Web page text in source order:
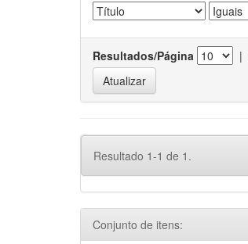
Resultados/Página |
Resultado 1-1 de 1.
Conjunto de itens: